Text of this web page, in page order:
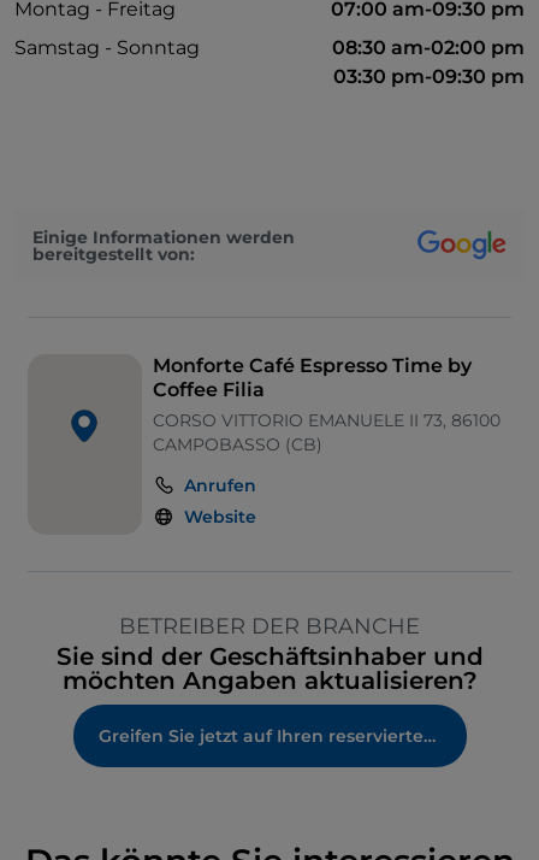
Montag - Freitag
07:00 am-09:30 pm
Samstag - Sonntag
08:30 am-02:00 pm
03:30 pm-09:30 pm
Einige Informationen werden
bereitgestellt von:
Monforte Café Espresso Time by
Coffee Filia
CORSO VITTORIO EMANUELE II 73, 86100
CAMPOBASSO (CB)
Anrufen
Website
BETREIBER DER BRANCHE
Sie sind der Geschäftsinhaber und
möchten Angaben aktualisieren?
Greifen Sie jetzt auf Ihren reservierten Bereich zu